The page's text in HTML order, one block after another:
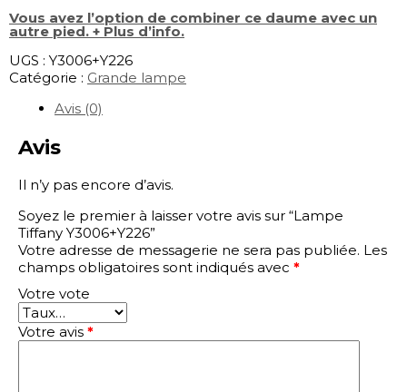
Vous avez l’option de combiner ce daume avec un
autre pied. + Plus d’info.
UGS : Y3006+Y226
Catégorie : Grande lampe
Avis (0)
Avis
Il n’y pas encore d’avis.
Soyez le premier à laisser votre avis sur “Lampe
Tiffany Y3006+Y226”
Votre adresse de messagerie ne sera pas publiée. Les
champs obligatoires sont indiqués avec *
Votre vote
Votre avis *